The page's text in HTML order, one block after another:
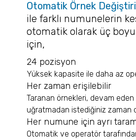
BELPYCNO
BELPYCNO L
Hammadde Tanımlama ve
NF2000
Kantitatif Analizler
NF2000
Biyogüvenlik Kabinleri
ETA, EHA, END, EVP, FAF
Eldiven Bütünlük Testleri
AGLTS 2
Otomatik Örnek
ile farklı numunelerin
otomatik olarak üç
için,
24 pozisyon
Yüksek kapasite ile daha az
Her zaman erişilebilir
Taranan örnekleri, devam
uğratmadan istediğiniz zaman
Her numune için ayrı
Otomatik ve operatör